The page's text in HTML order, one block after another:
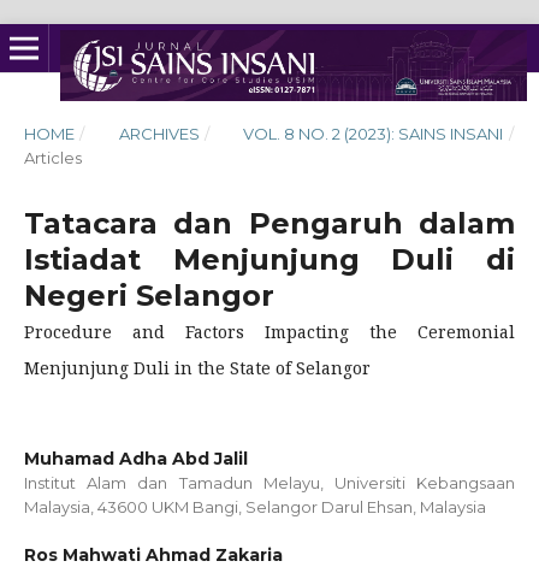
HOME / ARCHIVES / VOL. 8 NO. 2 (2023): SAINS INSANI /
Articles
Tatacara dan Pengaruh dalam
Istiadat Menjunjung Duli di
Negeri Selangor
Procedure and Factors Impacting the Ceremonial
Menjunjung Duli in the State of Selangor
Muhamad Adha Abd Jalil
Institut Alam dan Tamadun Melayu, Universiti Kebangsaan
Malaysia, 43600 UKM Bangi, Selangor Darul Ehsan, Malaysia
Ros Mahwati Ahmad Zakaria